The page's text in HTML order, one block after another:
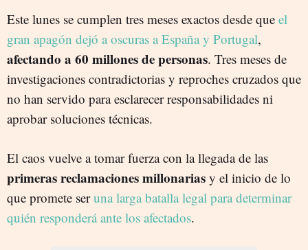
Este lunes se cumplen tres meses exactos desde que el
gran apagón dejó a oscuras a España y Portugal,
afectando a 60 millones de personas. Tres meses de
investigaciones contradictorias y reproches cruzados que
no han servido para esclarecer responsabilidades ni
aprobar soluciones técnicas.
El caos vuelve a tomar fuerza con la llegada de las
primeras reclamaciones millonarias y el inicio de lo
que promete seruna larga batalla legal para determinar
quién responderá ante los afectados.